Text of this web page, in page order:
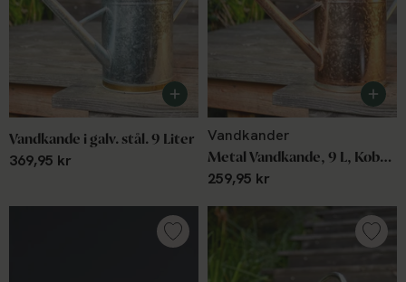
Vandkande i galv. stål. 9 Liter
369,95 kr
Vandkander
Metal Vandkande, 9 L, Kobber
259,95 kr